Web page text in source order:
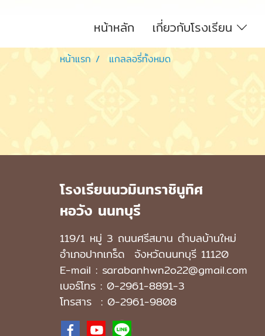
หน้าหลัก เกี่ยวกับโรงเรียน
หน้าแรก แกลลอรี่ทั้งหมด
โรงเรียนนวมินทราชินูทิศ
หอวัง นนทบุรี
119/1 หมู่ 3 ถนนศรีสมาน ตำบลบ้านใหม่
อำเภอปากเกร็ด จังหวัดนนทบุรี 11120
E-mail : sarabanhwn2o22@gmail.com
เบอร์โทร : 0-2961-8891-3
โทรสาร : 0-2961-9808